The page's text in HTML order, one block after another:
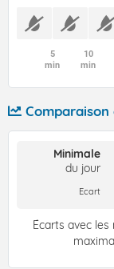
5
min
10
min
Minimale
du jour
Ecart
Écarts avec